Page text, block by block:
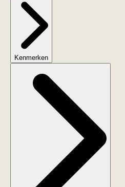
Kenmerken